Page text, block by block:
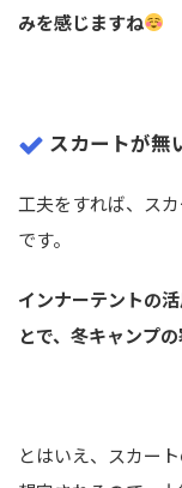
みを感じますね
スカートが無
工夫をすれば、ス
です。
インナーテントの
とで、冬キャンプ
とはいえ、スカー